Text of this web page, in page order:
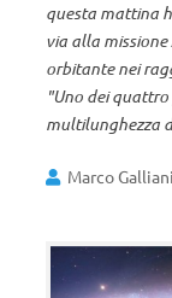
questa mattina
via alla
orbitante nei
"Uno dei
multilunghezza
Marco Galliani